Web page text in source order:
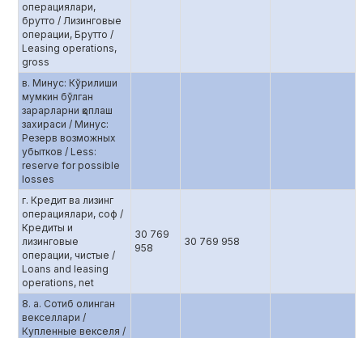
операциялари,
брутто / Лизинговые
операции, Брутто /
Leasing operations,
gross
в. Минус: Кўрилиши
мумкин бўлган
зарарларни қоплаш
захираси / Минус:
Резерв возможных
убытков / Less:
reserve for possible
losses
г. Кредит ва лизинг
операциялари, соф /
Кредиты и
лизинговые
операции, чистые /
Loans and leasing
operations, net
30 769
958
30 769 958
8. а. Сотиб олинган
векселлари /
Купленные векселя /